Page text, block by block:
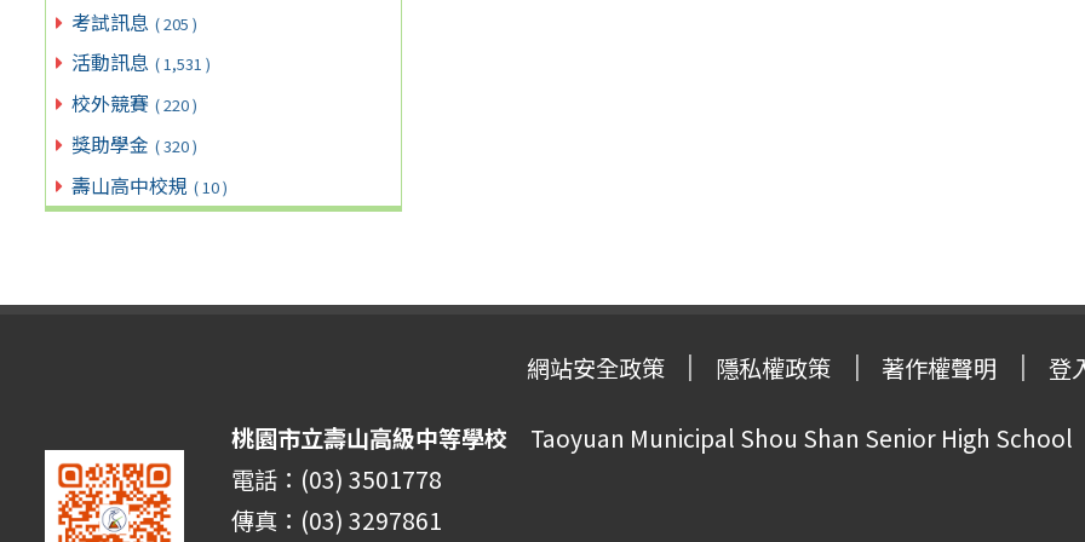
考試訊息 ( 205 )
活動訊息 ( 1,531 )
校外競賽 ( 220 )
獎助學金 ( 320 )
壽山高中校規 ( 10 )
網站安全政策 隱私權政策 著作權聲明 登
桃園市立壽山高級中等學校 Taoyuan Municipal Shou Shan Senior High School
電話：(03) 3501778
傳真：(03) 3297861